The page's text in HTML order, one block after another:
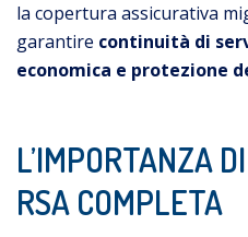
la copertura assicurativa
garantire continuità di
economica e protezione
L’IMPORTANZA
RSA COMPLETA